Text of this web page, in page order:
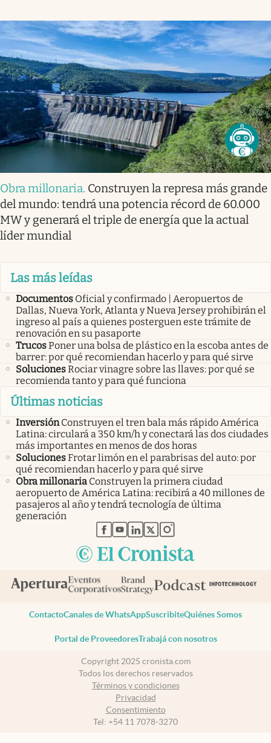
Obra millonaria. Construyen la represa más grande
del mundo: tendrá una potencia récord de 60.000
MW y generará el triple de energía que la actual
líder mundial
Las más leídas
Documentos Oficial y confirmado | Aeropuertos de
Dallas, Nueva York, Atlanta y Nueva Jersey prohibirán el
ingreso al país a quienes posterguen este trámite de
renovación en su pasaporte
TrucosPoner una bolsa de plástico en la escoba antes de
barrer: por qué recomiendan hacerlo y para qué sirve
SolucionesRociar vinagre sobre las llaves: por qué se
recomienda tanto y para qué funciona
Últimas noticias
Inversión Construyen el tren bala más rápido América
Latina: circulará a 350 km/h y conectará las dos ciudades
más importantes en menos de dos horas
SolucionesFrotar limón en el parabrisas del auto: por
qué recomiendan hacerlo y para qué sirve
Obra millonaria Construyen la primera ciudad
aeropuerto de América Latina: recibirá a 40 millones de
pasajeros al año y tendrá tecnología de última
generación
abre en nueva pestaña
abre en nueva pestaña
abre en nueva pestaña
abre en nueva pestaña
abre en nueva pestaña
ContactoCanales de WhatsAppSuscribiteQuiénes Somos
Portal de ProveedoresTrabajá con nosotros
Copyright 2025 cronista.com
Todos los derechos reservados
Términos y condiciones
Privacidad
Consentimiento
Tel: +54 11 7078-3270